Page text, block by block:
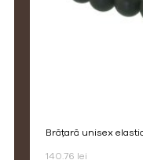
brățară unisex
140.76 lei